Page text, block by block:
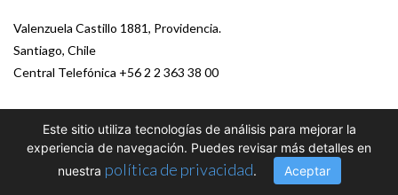
Valenzuela Castillo 1881, Providencia.
Santiago, Chile
Central Telefónica +56 2 2 363 38 00
© 2026 Paz Ciudadana
Este sitio utiliza tecnologías de análisis para mejorar la
experiencia de navegación. Puedes revisar más detalles en
nuestra política de privacidad. Aceptar